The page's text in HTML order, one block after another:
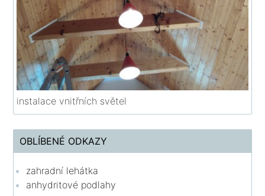
instalace vnitřních světel
OBLÍBENÉ ODKAZY
zahradní lehátka
anhydritové podlahy